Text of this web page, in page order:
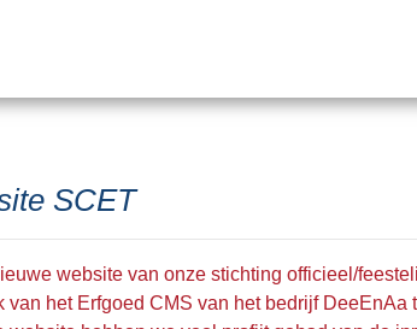
SCET
website van onze stichting officieel/
van het Erfgoed CMS van het bedrijf DeeEnAa